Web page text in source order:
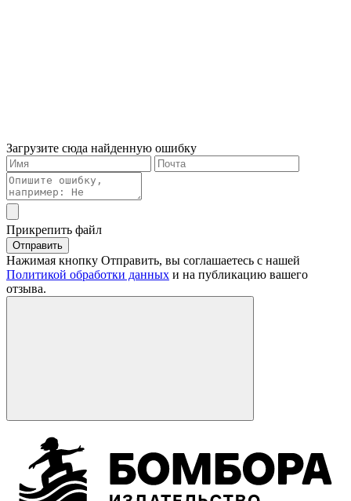
Загрузите сюда найденную ошибку
Прикрепить файл
Отправить
Нажимая кнопку Отправить, вы соглашаетесь с нашей
Политикой обработки данных и на публикацию вашего
отзыва.